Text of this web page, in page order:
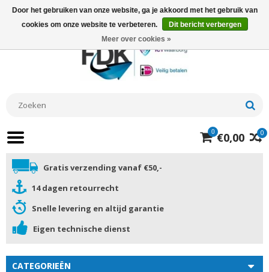
0
0 €0,00
Gratis verzending vanaf €50,-
14 dagen retourrecht
Snelle levering en altijd garantie
Eigen technische dienst
CATEGORIEËN
Door het gebruiken van onze website, ga je akkoord met het gebruik van
cookies om onze website te verbeteren.
Dit bericht verbergen
Meer over cookies »